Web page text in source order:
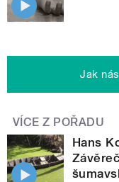
Jak
VÍCE Z POŘADU
Hans